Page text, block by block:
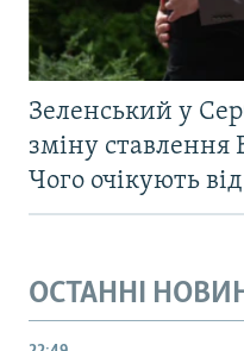
Зеленський у
зміну ставлення
Чого очікують
ОСТАННІ